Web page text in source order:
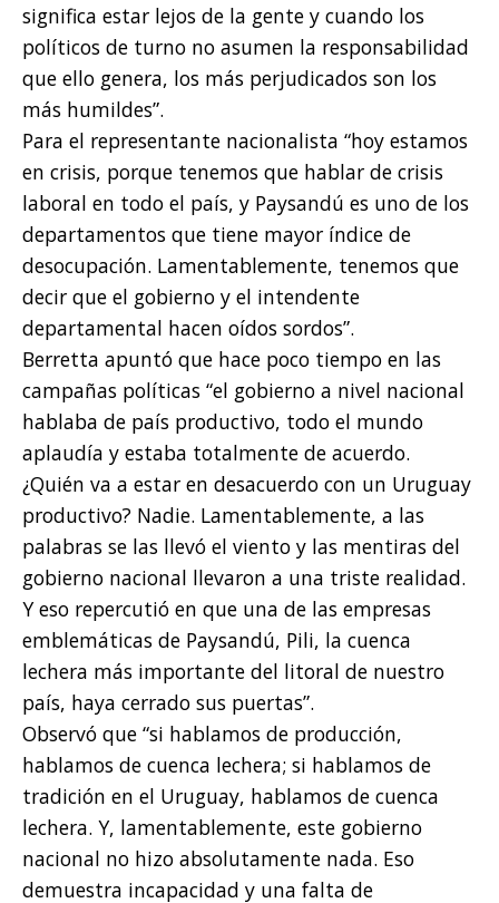
significa estar lejos de la gente y cuando los
políticos de turno no asumen la responsabilidad
que ello genera, los más perjudicados son los
más humildes”.
Para el representante nacionalista “hoy estamos
en crisis, porque tenemos que hablar de crisis
laboral en todo el país, y Paysandú es uno de los
departamentos que tiene mayor índice de
desocupación. Lamentablemente, tenemos que
decir que el gobierno y el intendente
departamental hacen oídos sordos”.
Berretta apuntó que hace poco tiempo en las
campañas políticas “el gobierno a nivel nacional
hablaba de país productivo, todo el mundo
aplaudía y estaba totalmente de acuerdo.
¿Quién va a estar en desacuerdo con un Uruguay
productivo? Nadie. Lamentablemente, a las
palabras se las llevó el viento y las mentiras del
gobierno nacional llevaron a una triste realidad.
Y eso repercutió en que una de las empresas
emblemáticas de Paysandú, Pili, la cuenca
lechera más importante del litoral de nuestro
país, haya cerrado sus puertas”.
Observó que “si hablamos de producción,
hablamos de cuenca lechera; si hablamos de
tradición en el Uruguay, hablamos de cuenca
lechera. Y, lamentablemente, este gobierno
nacional no hizo absolutamente nada. Eso
demuestra incapacidad y una falta de